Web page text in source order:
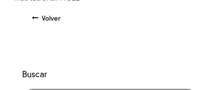
Volver
Buscar